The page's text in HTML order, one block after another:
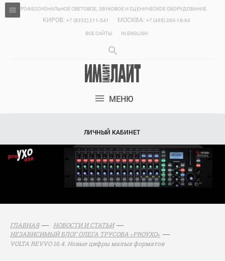
ПРОФЕССИОНАЛЬНОЕ СВЕТОВОЕ, ЗВУКОВОЕ И СЦЕНИЧЕСКОЕ ОБОРУДОВАНИЕ.
КИРОВ: +7 (8332) 211-541 МОСКВА: +7 (495) 260-18-64
ВСЕ САЙТЫ
IN ENGLISH
МЕНЮ
ЛИЧНЫЙ КАБИНЕТ
ГЛАВНАЯ
НОВОСТИ И СТАТЬИ
НЕЗАВИСИМЫЙ БЛОГ ОЛЕГА ТРУСОВА «PROУХО»
VOLTA REVVO 16.4. Новые цифры малых форматов